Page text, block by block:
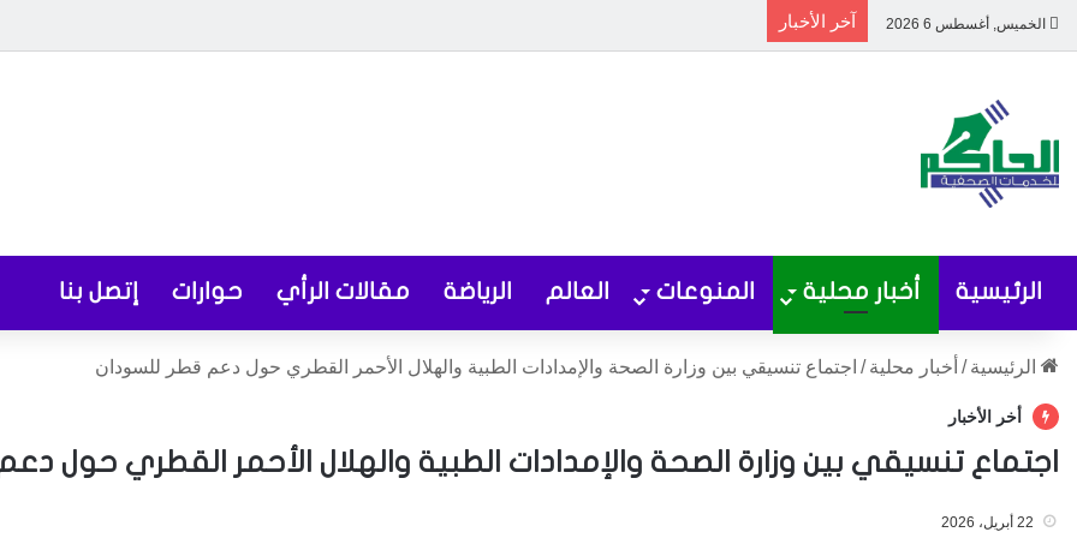
الخميس, أغسطس 6 2026 آخر الأخبار
الرئيسية أخبار محلية المنوعات العالم الرياضة مقالات الرأي حوارات إتصل بنا
الرئيسية / أخبار محلية / اجتماع تنسيقي بين وزارة الصحة والإمدادات الطبية والهلال الأحمر القطري حول دعم قطر للسودان
أخر الأخبار
اجتماع تنسيقي بين وزارة الصحة والإمدادات الطبية والهلال الأحمر القطري حول
22 أبريل، 2026